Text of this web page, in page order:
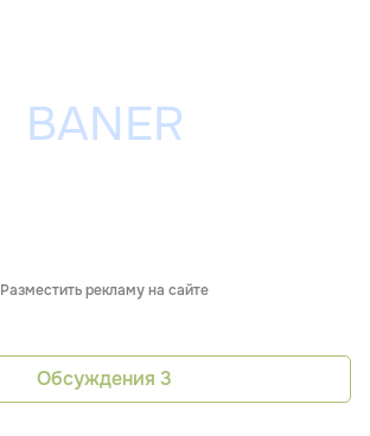
Разместить рекламу на сайте
Обсуждения 3